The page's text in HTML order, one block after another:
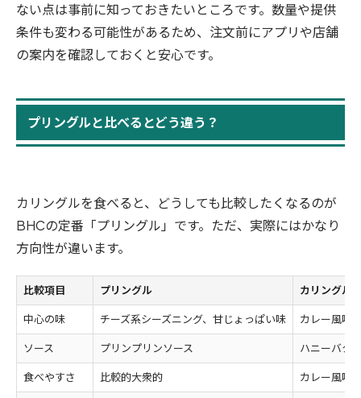
ない点は事前に知っておきたいところです。数量や提供
条件も変わる可能性があるため、注文前にアプリや店舗
の案内を確認しておくと安心です。
プリングルと比べるとどう違う？
カリングルを食べると、どうしても比較したくなるのが
BHCの定番「プリングル」です。ただ、実際にはかなり
方向性が違います。
比較項目 プリングル カリングル
中心の味 チーズ系シーズニング、甘じょっぱい味 カレー風味
ソース プリンプリンソース ハニーバタ
食べやすさ 比較的大衆的 カレー風味